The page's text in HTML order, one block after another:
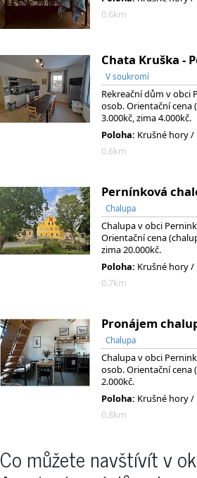
0.6km
Chata Kruška -
V soukromí
Rekreační dům v obci
osob. Orientační cena
3.000kč, zima 4.000kč.
Poloha: Krušné hory /
0.6km
Pernínková
Chalupa
Chalupa v obci
Orientační cena
zima 20.000kč.
Poloha: Krušné hory /
0.7km
Pronájem
Chalupa
Chalupa v obci
osob. Orientační cena
2.000kč.
Poloha: Krušné hory /
0.8km
Co můžete navštívít v